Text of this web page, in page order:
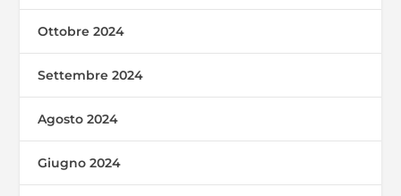
Ottobre 2024
Settembre 2024
Agosto 2024
Giugno 2024